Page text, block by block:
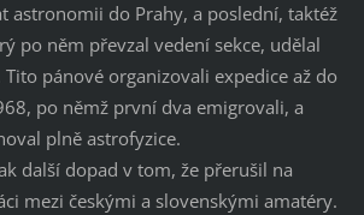
astronomii do Prahy, a poslední, taktéž
po něm převzal vedení sekce, udělal
pánové organizovali expedice až do
po němž první dva emigrovali, a
plně astrofyzice.
další dopad v tom, že přerušil na
mezi českými a slovenskými amatéry.